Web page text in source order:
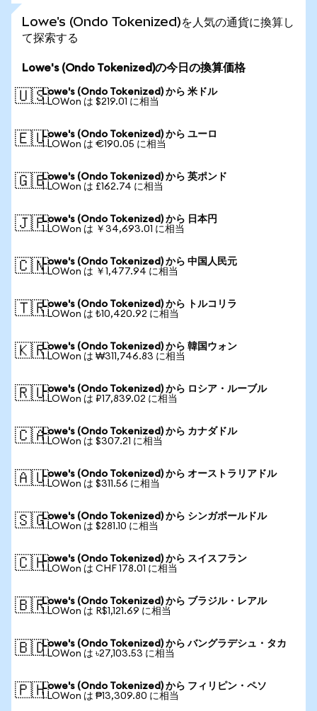
Lowe's (Ondo Tokenized)を人気の通貨に換算し
て探索する
Lowe's (Ondo Tokenized)の今日の換算価格
🇺🇸Lowe's (Ondo Tokenized) から 米ドル
1 LOWon は $219.01 に相当
🇪🇺Lowe's (Ondo Tokenized) から ユーロ
1 LOWon は €190.05 に相当
🇬🇧Lowe's (Ondo Tokenized) から 英ポンド
1 LOWon は £162.74 に相当
🇯🇵Lowe's (Ondo Tokenized) から 日本円
1 LOWon は ￥34,693.01 に相当
🇨🇳Lowe's (Ondo Tokenized) から 中国人民元
1 LOWon は ￥1,477.94 に相当
🇹🇷Lowe's (Ondo Tokenized) から トルコリラ
1 LOWon は ₺10,420.92 に相当
🇰🇷Lowe's (Ondo Tokenized) から 韓国ウォン
1 LOWon は ₩311,746.83 に相当
🇷🇺Lowe's (Ondo Tokenized) から ロシア・ルーブル
1 LOWon は ₽17,839.02 に相当
🇨🇦Lowe's (Ondo Tokenized) から カナダドル
1 LOWon は $307.21 に相当
🇦🇺Lowe's (Ondo Tokenized) から オーストラリアドル
1 LOWon は $311.56 に相当
🇸🇬Lowe's (Ondo Tokenized) から シンガポールドル
1 LOWon は $281.10 に相当
🇨🇭Lowe's (Ondo Tokenized) から スイスフラン
1 LOWon は CHF 178.01 に相当
🇧🇷Lowe's (Ondo Tokenized) から ブラジル・レアル
1 LOWon は R$1,121.69 に相当
🇧🇩Lowe's (Ondo Tokenized) から バングラデシュ・タカ
1 LOWon は ৳27,103.53 に相当
🇵🇭Lowe's (Ondo Tokenized) から フィリピン・ペソ
1 LOWon は ₱13,309.80 に相当